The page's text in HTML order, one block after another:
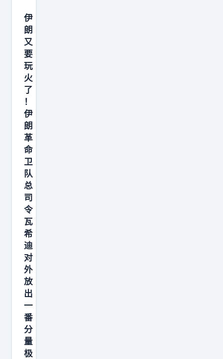
伊
朗
又
要
玩
火
了
！
伊
朗
革
命
卫
队
总
司
令
瓦
希
迪
对
外
放
出
一
番
分
量
极